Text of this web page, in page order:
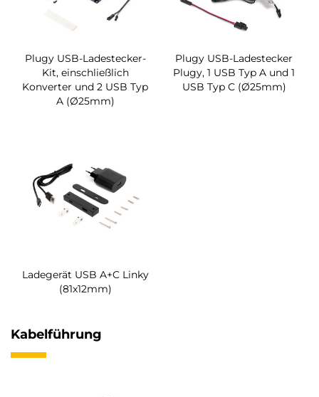
Plugy USB-Ladestecker-
Kit, einschließlich
Konverter und 2 USB Typ
A (Ø25mm)
Plugy USB-Ladestecker
Plugy, 1 USB Typ A und 1
USB Typ C (Ø25mm)
Ladegerät USB A+C Linky
(81x12mm)
Kabelführung